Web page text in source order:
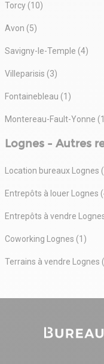
Torcy (10)
Avon (5)
Savigny-le-Temple (4)
Villeparisis (3)
Fontainebleau (1)
Montereau-Fault-Yonne
Lognes - Autres
Location bureaux Lognes
Entrepôts à louer Lognes
Entrepôts à vendre
Coworking Lognes (1)
Terrains à vendre Lognes